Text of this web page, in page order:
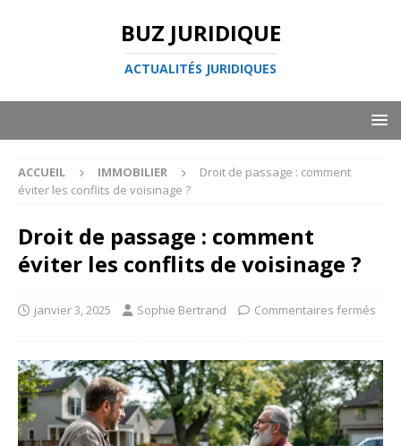
BUZ JURIDIQUE
ACTUALITÉS JURIDIQUES
ACCUEIL IMMOBILIER
Droit de passage : comment
éviter les conflits de voisinage ?
Droit de passage : comment
éviter les conflits de voisinage ?
janvier 3, 2025 Sophie Bertrand Commentaires fermés